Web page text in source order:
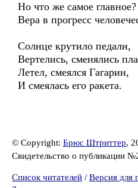
Но что же самое главное?
Вера в прогресс
Солнце крутило педали,
Вертелись, сменялись
Летел, смеялся Гагарин,
И смеялась его ракета.
© Copyright: Брюс Штриттер,
Свидетельство о публикации
Список читателей / Версия для